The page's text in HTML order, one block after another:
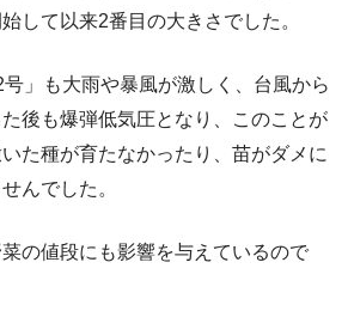
して以来2番目の大きさでした。
」も大雨や暴風が激しく、台風から
後も爆弾低気圧となり、このことが
た種が育たなかったり、苗がダメに
んでした。
の値段にも影響を与えているので